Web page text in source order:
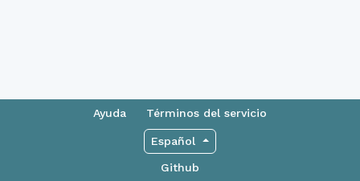
Ayuda Términos del servicio
Español
Github